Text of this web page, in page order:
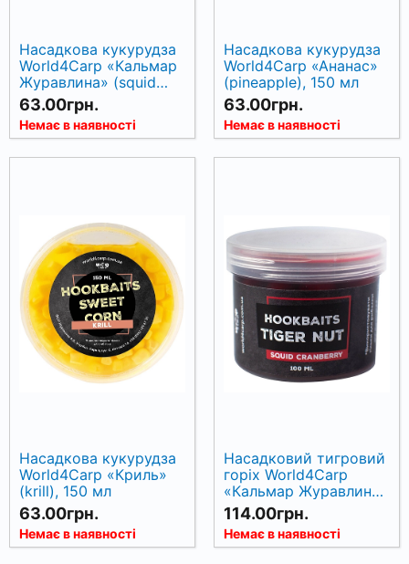
Насадкова кукурудза
World4Carp «Кальмар
Журавлина» (squid
cranberry), 150 мл
63.00грн.
Немає в наявності
Насадкова кукурудза
World4Carp «Ананас»
(pineapple), 150 мл
63.00грн.
Немає в наявності
Насадкова кукурудза
World4Carp «Криль»
(krill), 150 мл
63.00грн.
Немає в наявності
Насадковий тигровий
горіх World4Carp
«Кальмар Журавлина»
(squid cranberry), 100
мл
114.00грн.
Немає в наявності